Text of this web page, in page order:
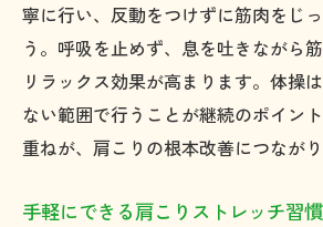
寧に行い、反動をつけずに筋肉をじ
う。呼吸を止めず、息を吐きながら
リラックス効果が高まります。体操
ない範囲で行うことが継続のポイン
重ねが、肩こりの根本改善につながり
手軽にできる肩こりストレッチ習